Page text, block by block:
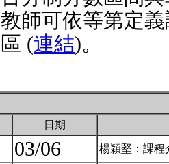
教師可依等第定
區 (連結)。
日期
03/06 楊穎堅：課程